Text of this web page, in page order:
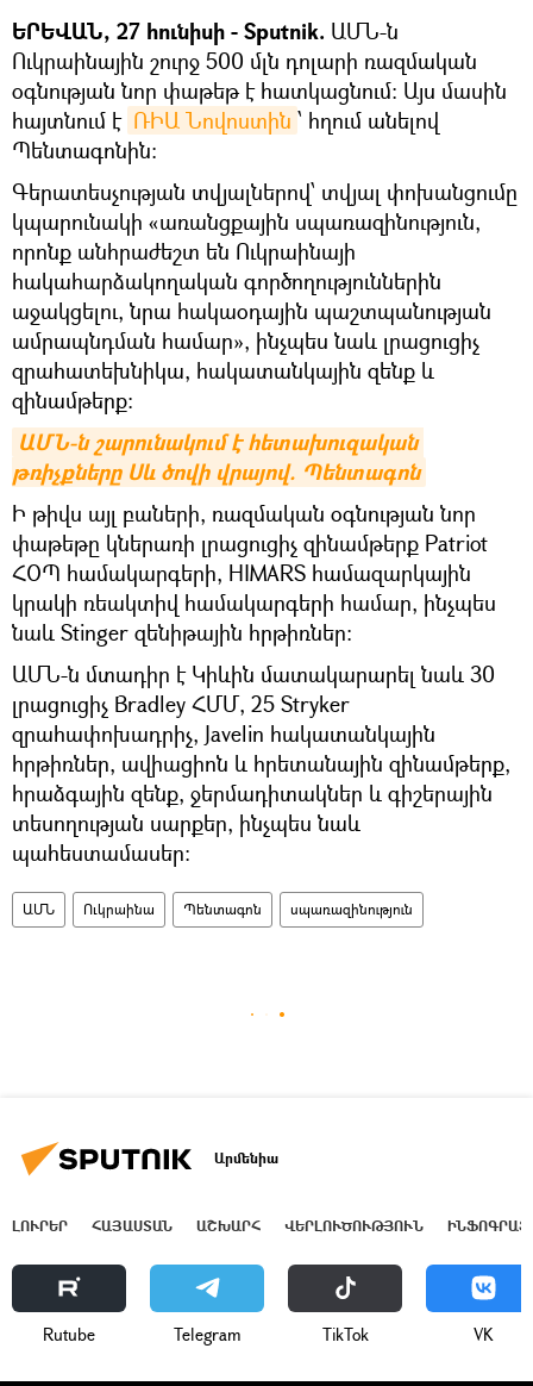
ԵՐԵՎԱՆ, 27 հունիսի - Sputnik. ԱՄՆ-ն
Ուկրաինային շուրջ 500 մլն դոլարի ռազմական
օգնության նոր փաթեթ է հատկացնում։ Այս մասին
հայտնում է ՌԻԱ Նովոստին ՝ հղում անելով
Պենտագոնին։
Գերատեսչության տվյալներով՝ տվյալ փոխանցումը
կպարունակի «առանցքային սպառազինություն,
որոնք անհրաժեշտ են Ուկրաինայի
հակահարձակողական գործողություններին
աջակցելու, նրա հակաօդային պաշտպանության
ամրապնդման համար», ինչպես նաև լրացուցիչ
զրահատեխնիկա, հակատանկային զենք և
զինամթերք:
ԱՄՆ-ն շարունակում է հետախուզական
թռիչքները Սև ծովի վրայով. Պենտագոն
Ի թիվս այլ բաների, ռազմական օգնության նոր
փաթեթը կներառի լրացուցիչ զինամթերք Patriot
ՀՕՊ համակարգերի, HIMARS համազարկային
կրակի ռեակտիվ համակարգերի համար, ինչպես
նաև Stinger զենիթային հրթիռներ։
ԱՄՆ-ն մտադիր է Կիևին մատակարարել նաև 30
լրացուցիչ Bradley ՀՄՄ, 25 Stryker
զրահափոխադրիչ, Javelin հակատանկային
հրթիռներ, ավիացիոն և հրետանային զինամթերք,
հրաձգային զենք, ջերմադիտակներ և գիշերային
տեսողության սարքեր, ինչպես նաև
պահեստամասեր:
ԱՄՆ Ուկրաինա Պենտագոն սպառազինություն
Արմենիա
ԼՈՒՐԵՐ ՀԱՅԱՍՏԱՆ ԱՇԽԱՐՀ ՎԵՐԼՈՒԾՈՒԹՅՈՒՆ
Rutube Telegram ТikТоk VK